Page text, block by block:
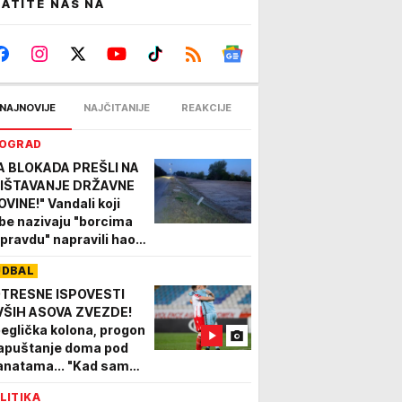
NAS NA
NAJNOVIJE NAJČITANIJE REAKCIJE
BLOKADA PREŠLI NA
DRŽAVNE
Vandali koji
nazivaju "borcima
napravili haos
Savskog
ISPOVESTI
ASOVA ZVEZDE!
kolona, progon
doma pod
"Kad sam